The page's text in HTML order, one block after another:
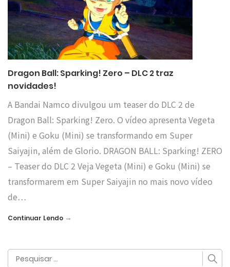
Dragon Ball: Sparking! Zero – DLC 2 traz
novidades!
A Bandai Namco divulgou um teaser do DLC 2 de
Dragon Ball: Sparking! Zero. O vídeo apresenta Vegeta
(Mini) e Goku (Mini) se transformando em Super
Saiyajin, além de Glorio. DRAGON BALL: Sparking! ZERO
– Teaser do DLC 2 Veja Vegeta (Mini) e Goku (Mini) se
transformarem em Super Saiyajin no mais novo vídeo
de…
Continuar Lendo →